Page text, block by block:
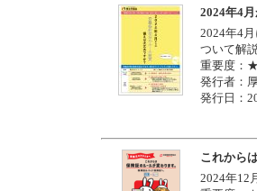
2024年4
2024年4
ついて解
重要度
発行者：
発行日：
これから
2024年12